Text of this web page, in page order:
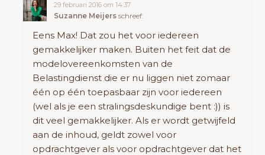
Suzanne Meijers schreef:
29 februari 2016 om 14:37
Eens Max! Dat zou het voor iedereen
gemakkelijker maken. Buiten het feit dat de
modelovereenkomsten van de
Belastingdienst die er nu liggen niet zomaar
één op één toepasbaar zijn voor iedereen
(wel als je een stralingsdeskundige bent :)) is
dit veel gemakkelijker. Als er wordt getwijfeld
aan de inhoud, geldt zowel voor
opdrachtgever als voor opdrachtgever dat het